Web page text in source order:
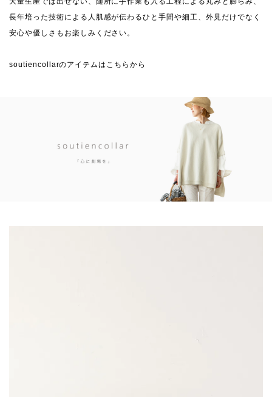
長年培った技術による人肌感が伝わるひと手間や細工、外見だけでなく
安心や優しさもお楽しみください。
soutiencollarのアイテムはこちらから